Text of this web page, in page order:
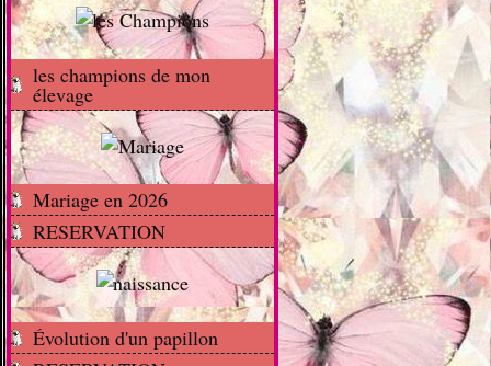
les champions de mon
élevage
Mariage en 2026
RESERVATION
Évolution d'un papillon